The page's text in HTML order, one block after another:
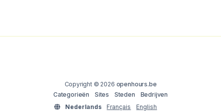
Copyright © 2026 openhours.be
Categorieën
Sites Steden
Bedrijven
Nederlands
Français English